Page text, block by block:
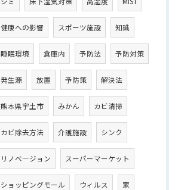
健康への影響 スポーツ施設 知識
睡眠環境 倉庫内 予防法 予防対策
発生源 放置 予防策 解決法
熊本県宇土市 みかん カビ清掃
カビ除去方法 介護施設 シンク
リノベ―ジョン スーパーマーケット
ショッピングモール ウィルス 家